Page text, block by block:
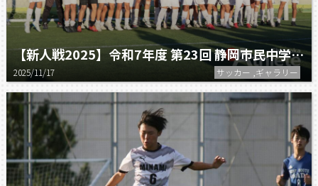
【新人戦2025】令和7年度 第23回 静岡市民中学生サッカー大会新人戦
2025/11/17 サッカー ,ギャラリー